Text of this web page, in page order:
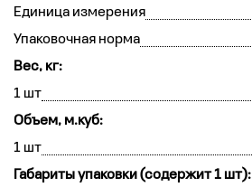
Единица измерения
Упаковочная норма
Вес, кг:
1 шт
Объем, м.куб:
1 шт
Габариты упаковки (содержит 1 шт):